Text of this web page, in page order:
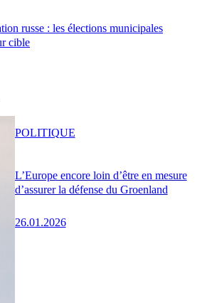
russe : les élections municipales
cible
L’Europe encore loin d’être en mesure
d’assurer la défense du Groenland
26.01.2026
POLITIQUE